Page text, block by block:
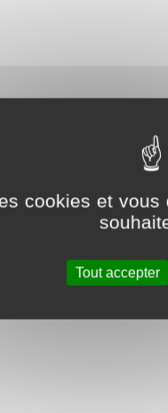
cookies et
Tout accepter